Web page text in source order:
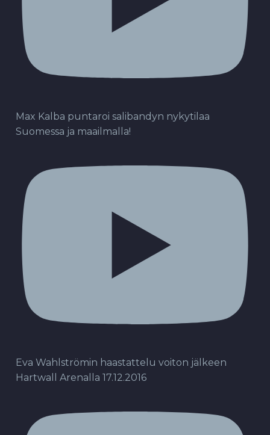
Max Kalba puntaroi salibandyn nykytilaa
Suomessa ja maailmalla!
Eva Wahlströmin haastattelu voiton jälkeen
Hartwall Arenalla 17.12.2016